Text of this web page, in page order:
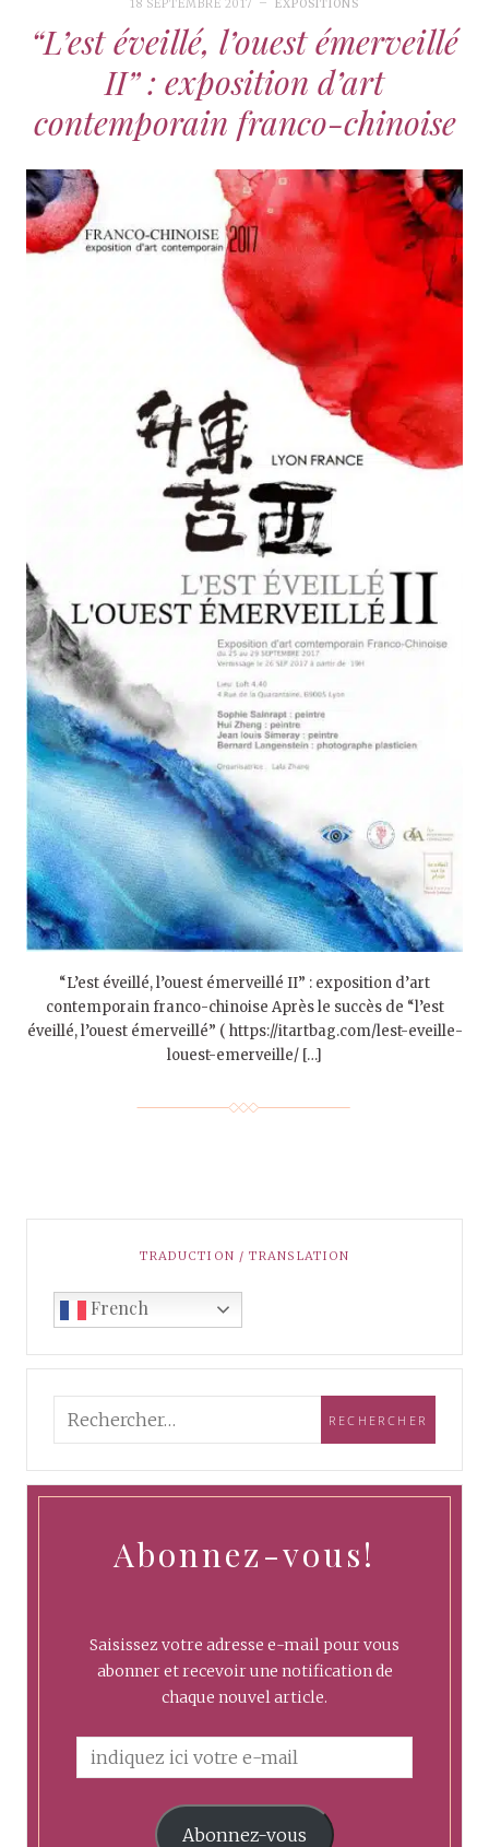
18 SEPTEMBRE 2017 EXPOSITIONS
“L’est éveillé, l’ouest émerveillé
II” : exposition d’art
contemporain franco-chinoise
“L’est éveillé, l’ouest émerveillé II” : exposition d’art
contemporain franco-chinoise Après le succès de “l’est
éveillé, l’ouest émerveillé” ( https://itartbag.com/lest-eveille-
louest-emerveille/ […]
TRADUCTION / TRANSLATION
French
Abonnez-vous!
Saisissez votre adresse e-mail pour vous
abonner et recevoir une notification de
chaque nouvel article.
Abonnez-vous